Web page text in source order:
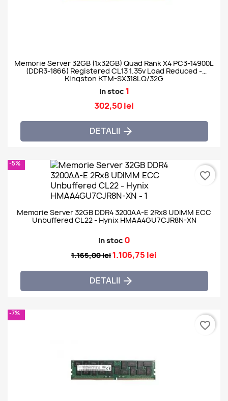
Memorie Server 32GB (1x32GB) Quad Rank X4 PC3-14900L
(DDR3-1866) Registered CL13 1.35v Load Reduced -
Kingston KTM-SX318LQ/32G
In stoc 1
302,50 lei
DETALII 
Memorie Server 32GB DDR4 3200AA-E 2Rx8 UDIMM ECC
Unbuffered CL22 - Hynix HMAA4GU7CJR8N-XN
In stoc 0
1.165,00 lei1.106,75 lei
DETALII 
-5%
favorite_border
-7%
favorite_border